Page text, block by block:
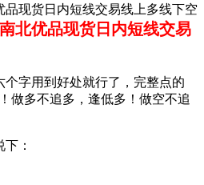
现货日内短线交易线上多线下空
北优品现货日内短线交易
字用到好处就行了，完整点的
做多不追多，逢低多！做空不追
：